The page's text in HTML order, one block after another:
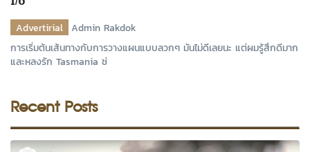
Advertirial Admin Rakdok
การเริ่มต้นเส้นทางกับการวางแผนแบบลวกๆ มันไม่ดีเลยนะ แต่ผมรู้สึกดีมาก
และหลงรัก Tasmania ช่
Recent Posts